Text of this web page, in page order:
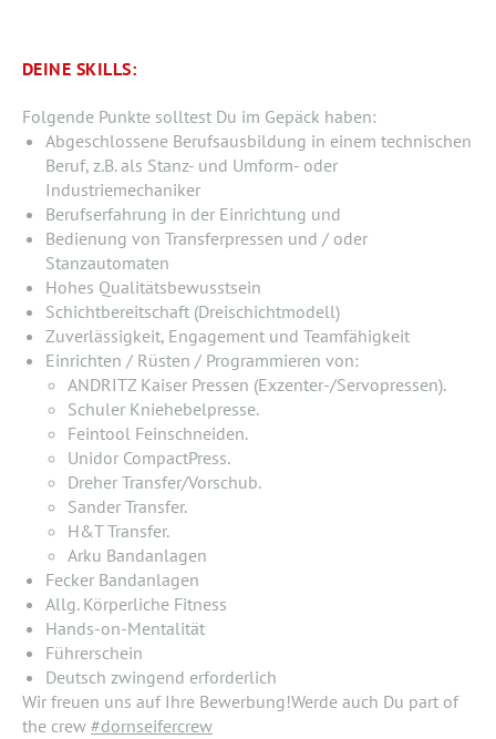
DEINE SKILLS:
Folgende Punkte solltest Du im Gepäck haben:
Abgeschlossene Berufsausbildung in einem technischen
Beruf, z.B. als Stanz- und Umform- oder
Industriemechaniker
Berufserfahrung in der Einrichtung und
Bedienung von Transferpressen und / oder
Stanzautomaten
Hohes Qualitätsbewusstsein
Schichtbereitschaft (Dreischichtmodell)
Zuverlässigkeit, Engagement und Teamfähigkeit
Einrichten / Rüsten / Programmieren von:
ANDRITZ Kaiser Pressen (Exzenter-/Servopressen).
Schuler Kniehebelpresse.
Feintool Feinschneiden.
Unidor CompactPress.
Dreher Transfer/Vorschub.
Sander Transfer.
H&T Transfer.
Arku Bandanlagen
Fecker Bandanlagen
Allg. Körperliche Fitness
Hands-on-Mentalität
Führerschein
Deutsch zwingend erforderlich
Wir freuen uns auf Ihre Bewerbung!Werde auch Du part of
the crew #dornseifercrew